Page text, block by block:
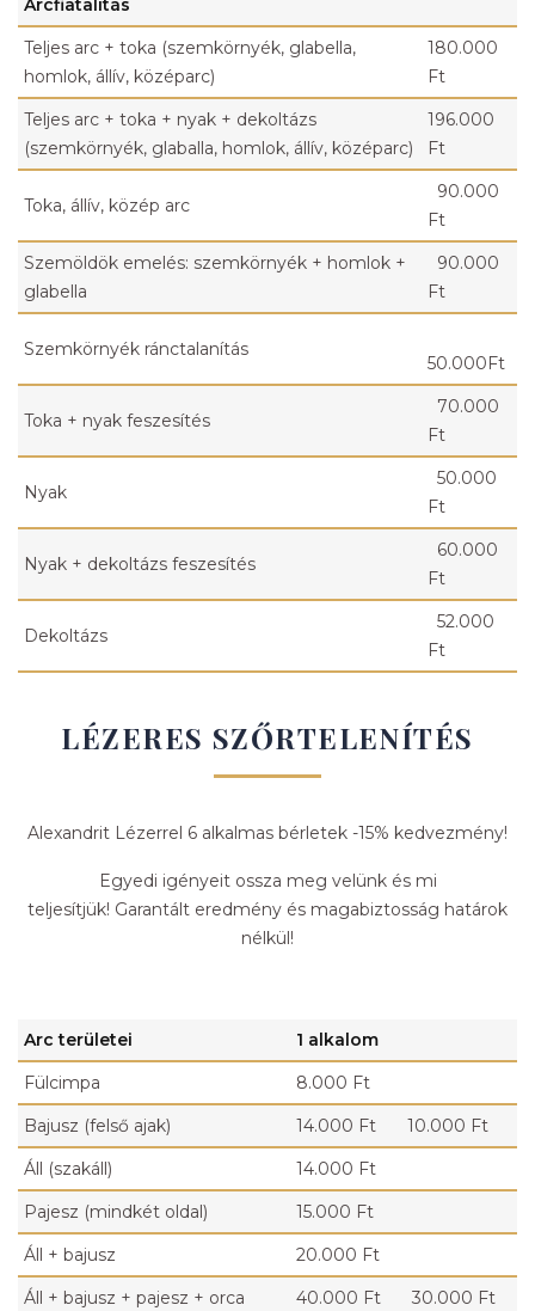
Arcfiatalítás
Teljes arc + toka (szemkörnyék, glabella,
homlok, állív, középarc)
180.000
Ft
Teljes arc + toka + nyak + dekoltázs
(szemkörnyék, glaballa, homlok, állív, középarc)
196.000
Ft
Toka, állív, közép arc
90.000
Ft
Szemöldök emelés: szemkörnyék + homlok +
glabella
90.000
Ft
Szemkörnyék ránctalanítás
50.000Ft
Toka + nyak feszesítés
70.000
Ft
Nyak
50.000
Ft
Nyak + dekoltázs feszesítés
60.000
Ft
Dekoltázs
52.000
Ft
LÉZERES SZŐRTELENÍTÉS
Alexandrit Lézerrel 6 alkalmas bérletek -15% kedvezmény!
Egyedi igényeit ossza meg velünk és mi
teljesítjük! Garantált eredmény és magabiztosság határok
nélkül!
Arc területei
1 alkalom
Fülcimpa
8.000 Ft
Bajusz (felső ajak)
14.000 Ft
10.000 Ft
Áll (szakáll)
14.000 Ft
Pajesz (mindkét oldal)
15.000 Ft
Áll + bajusz
20.000 Ft
Áll + bajusz + pajesz + orca
40.000 Ft 30.000 Ft